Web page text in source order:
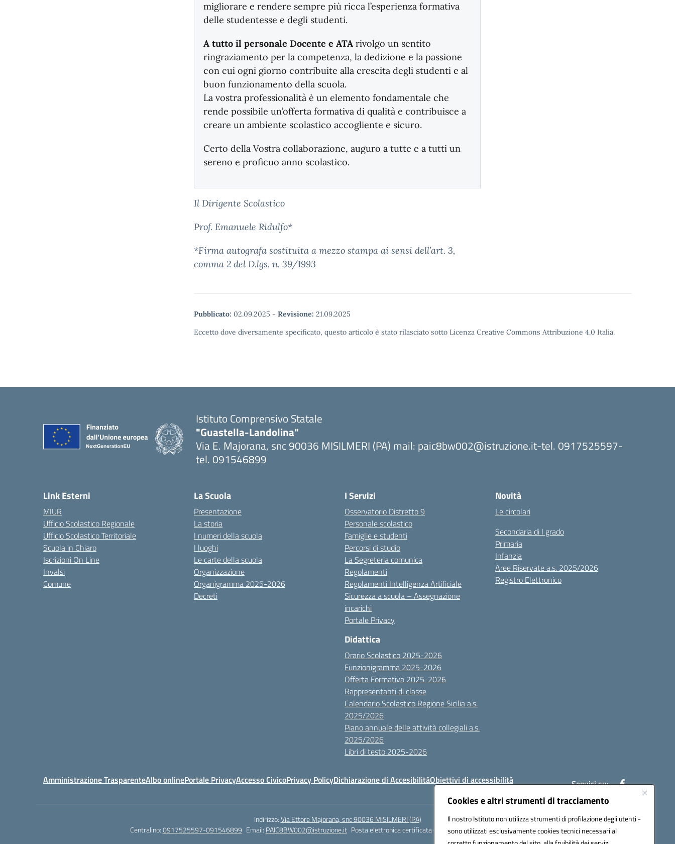
Cookies e altri strumenti di tracciamento
Il nostro Istituto non utilizza strumenti di profilazione degli utenti -
sono utilizzati esclusivamente cookies tecnici necessari al
migliorare e rendere sempre più ricca l’esperienza formativa
delle studentesse e degli studenti.
A tutto il personale Docente e ATArivolgo un sentito
ringraziamento per la competenza, la dedizione e la passione
con cui ogni giorno contribuite alla crescita degli studenti e al
buon funzionamento della scuola.
La vostra professionalità è un elemento fondamentale che
rende possibile un’offerta formativa di qualità e contribuisce a
creare un ambiente scolastico accogliente e sicuro.
Certo della Vostra collaborazione, auguro a tutte e a tutti un
sereno e proficuo anno scolastico.
Il Dirigente Scolastico
Prof. Emanuele Ridulfo*
*Firma autografa sostituita a mezzo stampa ai sensi dell’art. 3,
comma 2 del D.lgs. n. 39/1993
Pubblicato: 02.09.2025 - Revisione: 21.09.2025
Eccetto dove diversamente specificato, questo articolo è stato rilasciato sotto Licenza Creative Commons Attribuzione 4.0 Italia.
Istituto Comprensivo Statale
"Guastella-Landolina"
Via E. Majorana, snc 90036 MISILMERI (PA) mail: paic8bw002@istruzione.it-tel. 0917525597-
tel. 091546899
Link Esterni
MIUR
Ufficio Scolastico Regionale
Ufficio Scolastico Territoriale
Scuola in Chiaro
Iscrizioni On Line
Invalsi
Comune
La Scuola
Presentazione
La storia
I numeri della scuola
I luoghi
Le carte della scuola
Organizzazione
Organigramma 2025-2026
Decreti
I Servizi
Osservatorio Distretto 9
Personale scolastico
Famiglie e studenti
Percorsi di studio
La Segreteria comunica
Regolamenti
Regolamenti Intelligenza Artificiale
Sicurezza a scuola – Assegnazione
incarichi
Portale Privacy
Didattica
Orario Scolastico 2025-2026
Funzionigramma 2025-2026
Offerta Formativa 2025-2026
Rappresentanti di classe
Calendario Scolastico Regione Sicilia a.s.
2025/2026
Piano annuale delle attività collegiali a.s.
2025/2026
Libri di testo 2025-2026
Novità
Le circolari
Secondaria di I grado
Primaria
Infanzia
Aree Riservate a.s. 2025/2026
Registro Elettronico
Amministrazione TrasparenteAlbo onlinePortale PrivacyAccesso CivicoPrivacy PolicyDichiarazione di AccesibilitàObiettivi di accessibilità Seguici su:
Indirizzo:Via Ettore Majorana, snc 90036 MISILMERI (PA)
Centralino:0917525597-091546899 Email: PAIC8BW002@istruzione.it Posta elettronica certificata (PEC):PAIC8BW002@pec.istruzione.it